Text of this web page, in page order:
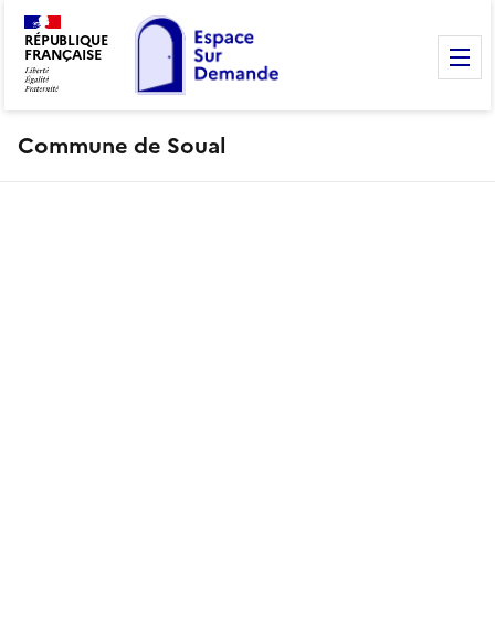
RÉPUBLIQUE
FRANÇAISE
Commune de Soual